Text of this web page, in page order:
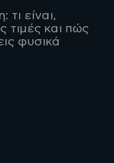
τι είναι,
τιμές και πώς
φυσικά